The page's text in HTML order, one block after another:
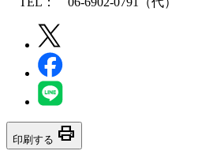
印刷する print